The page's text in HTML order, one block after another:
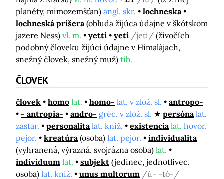
planéty, mimozemšťan) angl. skr.
lochneska
lochneská príšera (obluda žijúca údajne v škótskom
jazere Ness) vl. m. yetti yeti /jeti/ (živočích
podobný človeku žijúci údajne v Himalájach,
snežný človek, snežný muž) tib.
ČLOVEK
človek homo lat. homo- lat. v zlož. sl.
antropo-
- antropia-
andro- gréc. v zlož. sl. persóna lat.
zastar.
personalita lat. kniž. existencia lat. hovor.
pejor.
kreatúra (osoba) lat. pejor.
individualita
(vyhranená, výrazná, svojrázna osoba) lat.
indivíduum lat. subjekt (jedinec, jednotlivec,
osoba) lat. kniž. unus multorum /ú- -tó-/